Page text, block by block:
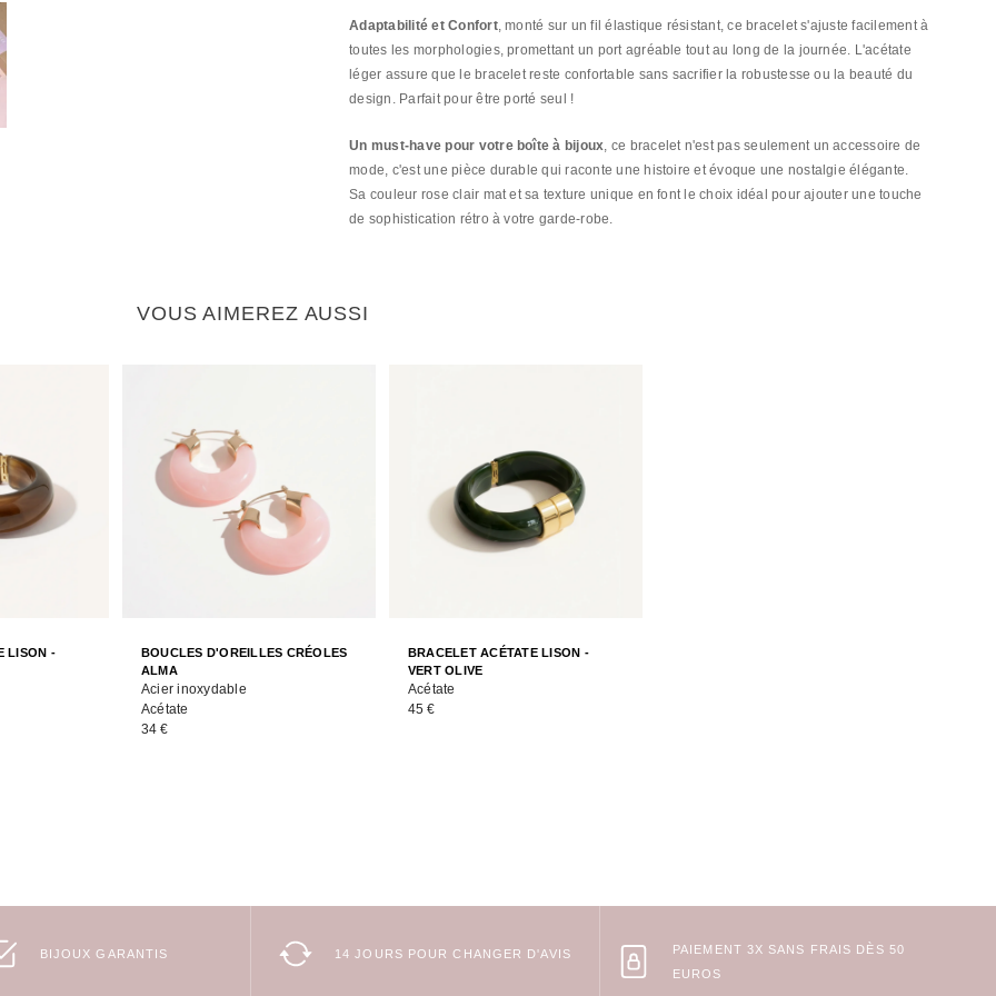
Adaptabilité et Confort, monté sur un fil élastique résistant, ce bracelet s'ajuste facilement à
toutes les morphologies, promettant un port agréable tout au long de la journée. L'acétate
léger assure que le bracelet reste confortable sans sacrifier la robustesse ou la beauté du
design. Parfait pour être porté seul !
Un must-have pour votre boîte à bijoux, ce bracelet n'est pas seulement un accessoire de
mode, c'est une pièce durable qui raconte une histoire et évoque une nostalgie élégante.
Sa couleur rose clair mat et sa texture unique en font le choix idéal pour ajouter une touche
de sophistication rétro à votre garde-robe.
VOUS AIMEREZ AUSSI
LISON -
BOUCLES D'OREILLES CRÉOLES
ALMA
Acier inoxydable
Acétate
34 €
BRACELET ACÉTATE LISON -
VERT OLIVE
Acétate
45 €
BIJOUX GARANTIS 14 JOURS POUR CHANGER D'AVIS
PAIEMENT 3X SANS FRAIS DÈS 50
EUROS